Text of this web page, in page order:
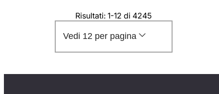
Risultati: 1-12 di 4245
Vedi 12 per pagina